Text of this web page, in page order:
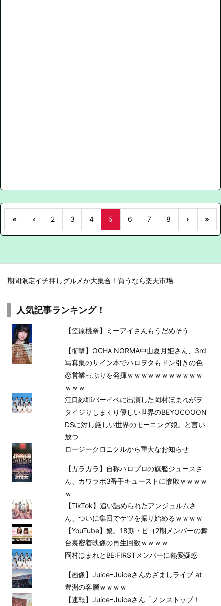
« ‹ 2 3 4 5 6 7 8 › »
期間限定イチ押しグルメが大集合！買うなら楽天市場
人気記事ランキング！
【笠原桃奈】ミーアイさんもうだめそう
【衝撃】OCHA NORMA中山夏月姫さん、3rd
写真集のサイン本でハロヲタもドン引きの色
恋営業っぷりを発揮ｗｗｗｗｗｗｗｗｗｗｗ
ｗｗｗ
江口紗耶バーイベに出演した岡村ほまれがヲ
タイジりしまくり優しい世界のBEYOOOOON
DSに対し厳しい世界のモーニング娘。と言い
放つ
ロージークロニクルから重大なお知らせ
【ガラガラ】自称ハロプロの旗艦ジュースさ
ん、カワラボ3番手キューストに惨敗ｗｗｗｗ
ｗ
【TikTok】追い詰められたアンジュルムさ
ん、ついに集団でケツを振り始めるｗｗｗｗ
【YouTube】娘。18期・ビヨ2期メンバーの舞
台裏密着映像の再生回数ｗｗｗｗ
岡村ほまれとBE:FIRSTメンバーに熱愛疑惑
【画像】Juice=Juiceさんめざましライブ at
豊洲の客層ｗｗｗｗ
【速報】Juice=Juiceさん「ノンストップ！